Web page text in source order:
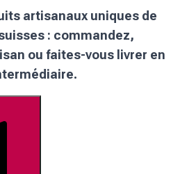
artisanaux uniques de
: commandez,
ou faites-vous livrer en